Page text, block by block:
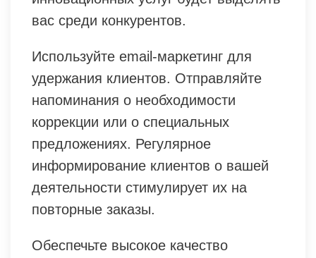
вас среди конкурентов.
Используйте email-маркетинг для
удержания клиентов. Отправляйте
напоминания о необходимости
коррекции или о специальных
предложениях. Регулярное
информирование клиентов о вашей
деятельности стимулирует их на
повторные заказы.
Обеспечьте высокое качество